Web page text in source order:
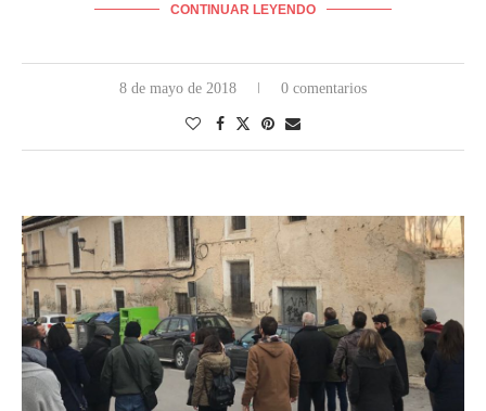
CONTINUAR LEYENDO
8 de mayo de 2018 0 comentarios